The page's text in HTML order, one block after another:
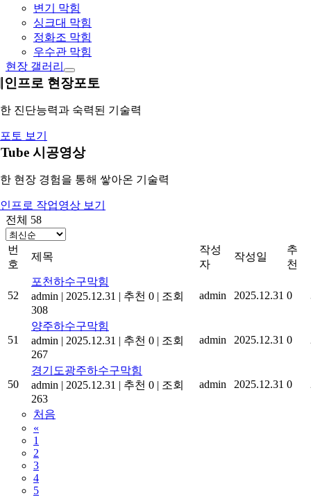
변기 막힘
싱크대 막힘
정화조 막힘
우수관 막힘
현장 갤러리
인프로 현장포토
진단능력과 숙력된 기술력
토 보기
시공영상
현장 경험을 통해 쌓아온 기술력
프로 작업영상 보기
전체 58
번
호
제목
작성
자
작성일
추
천
52
포천하수구막힘
admin | 2025.12.31 | 추천 0 | 조회
308
admin 2025.12.31 0
51
양주하수구막힘
admin | 2025.12.31 | 추천 0 | 조회
267
admin 2025.12.31 0
50
경기도광주하수구막힘
admin | 2025.12.31 | 추천 0 | 조회
263
admin 2025.12.31 0
처음
«
1
2
3
4
5